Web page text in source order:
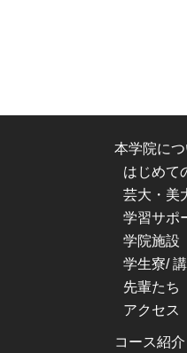
本学院につ
はじめて
芸大・美
学習サポ
学院施設
学生寮/
先輩たち
アクセス
コース紹介